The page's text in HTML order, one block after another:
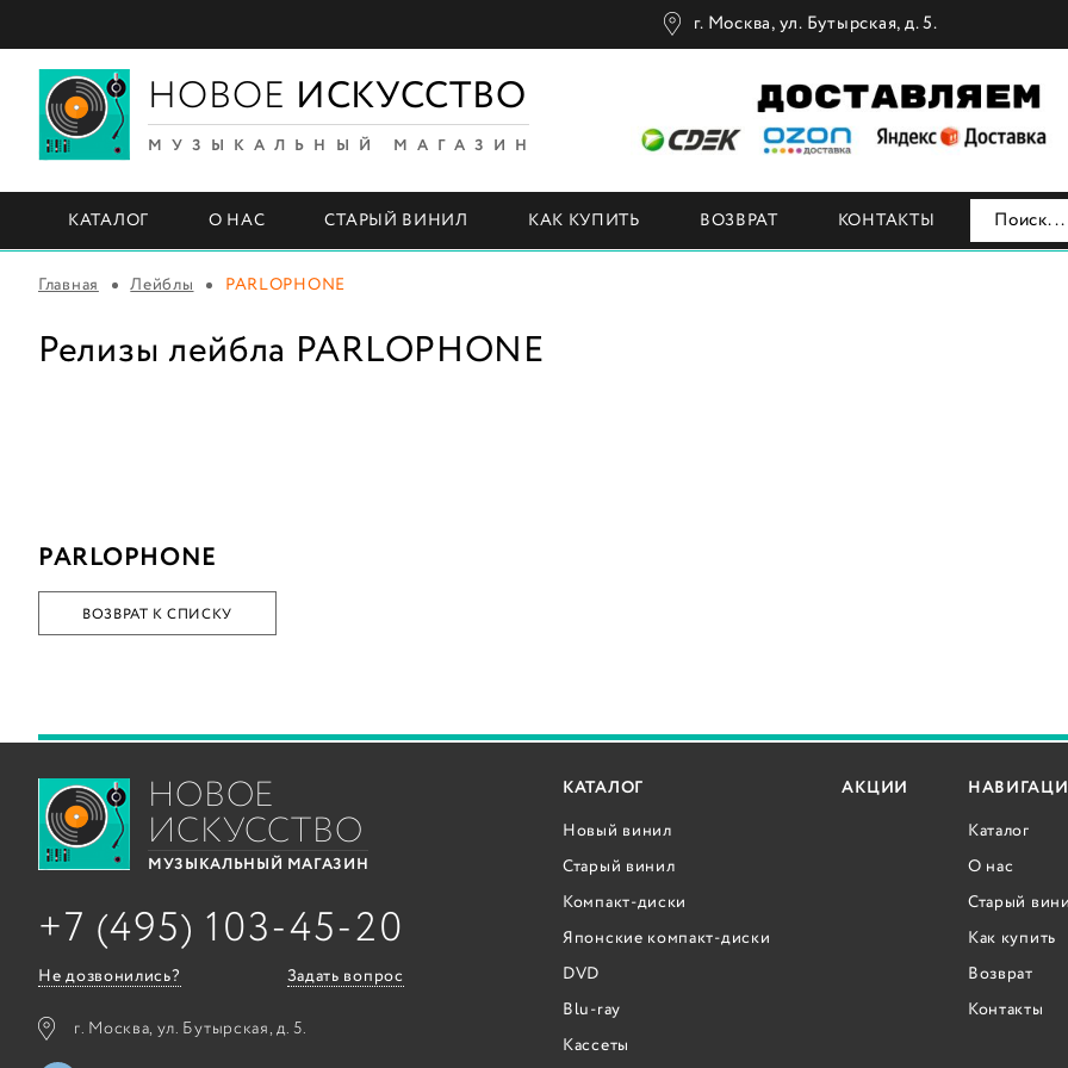
г. Москва, ул. Бутырская, д. 5.
НОВОЕ ИСКУССТВО
МУЗЫКАЛЬНЫЙ МАГАЗИН
КАТАЛОГ О НАС СТАРЫЙ ВИНИЛ КАК КУПИТЬ ВОЗВРАТ КОНТАКТЫ
Главная Лейблы PARLOPHONE
Релизы лейбла PARLOPHONE
PARLOPHONE
ВОЗВРАТ К СПИСКУ
НОВОЕ
ИСКУССТВО
МУЗЫКАЛЬНЫЙ МАГАЗИН
+7 (495) 103-45-20
Не дозвонились? Задать вопрос
г. Москва, ул. Бутырская, д. 5.
КАТАЛОГ
Новый винил
Старый винил
Компакт-диски
Японские компакт-диски
DVD
Blu-ray
Кассеты
АКЦИИ
Каталог
О нас
Старый
Как купить
Возврат
Контакты